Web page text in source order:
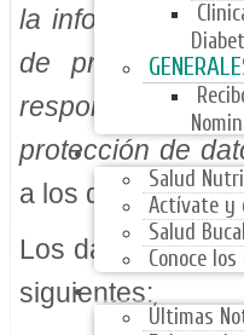
Salud
Actívate y
Salud Bucal
Conoce los
NOTICIAS
Últimas
la información,
de prestación
responsivas,
protección de
a los diferentes
Los datos
siguientes: